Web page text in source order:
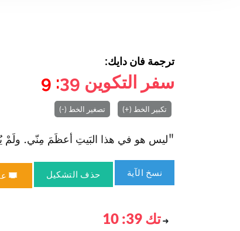
ترجمة فان دايك:
سفر التكوين 39
: 9
تكبير الخط (+) تصغير الخط (-)
"ليس هو في هذا البَيتِ أعظَمَ مِنّي. ولَمْ
نسخ الآية حذف التشكيل
تك 39: 10